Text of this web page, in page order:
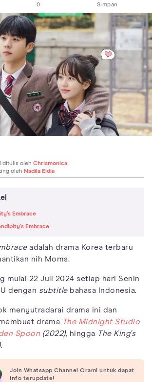
0 Simpan
ditulis oleh Chrismonica
oleh Nadila Eldia
Embrace
Embrace
adalah drama Korea terbaru
nih Moms.
mulai 22 Juli 2024 setiap hari Senin
dengan subtitlebahasa Indonesia.
menyutradarai drama ini dan
drama The Midnight Studio
Spoon (2022), hingga The King's
Join Whatsapp Channel Orami untuk dapat
info terupdate!